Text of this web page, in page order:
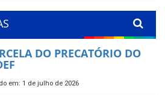
DO PRECATÓRIO DO
em: 1 de julho de 2026